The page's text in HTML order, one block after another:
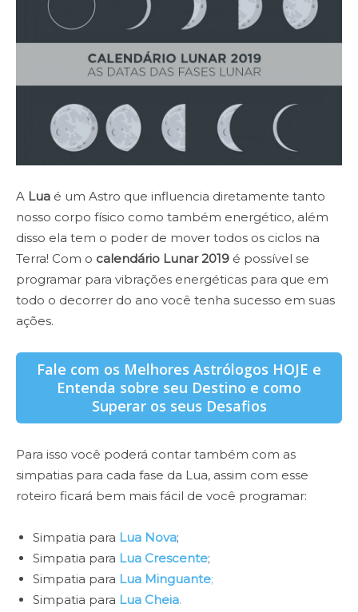
A Lua é um Astro que influencia diretamente tanto
nosso corpo físico como também energético, além
disso ela tem o poder de mover todos os ciclos na
Terra! Com o calendário Lunar 2019 é possível se
programar para vibrações energéticas para que em
todo o decorrer do ano você tenha sucesso em suas
ações.
Fale com os Melhores Astrólogos HOJE e
Entenda sobre seu Destino e como
Superar os seus Desafios
Para isso você poderá contar também com as
simpatias para cada fase da Lua, assim com esse
roteiro ficará bem mais fácil de você programar:
Simpatia para Lua Nova;
Simpatia para Lua Crescente;
Simpatia para Lua Minguante;
Simpatia para Lua Cheia.